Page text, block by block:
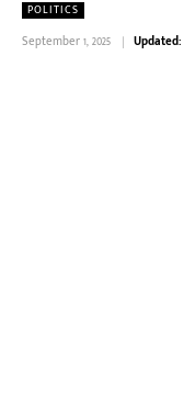
POLITICS
September 1, 2025 Updated: